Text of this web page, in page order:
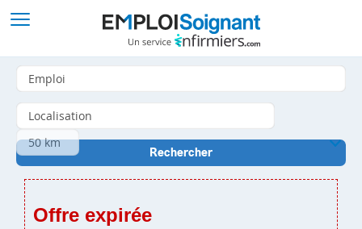
Offre expirée